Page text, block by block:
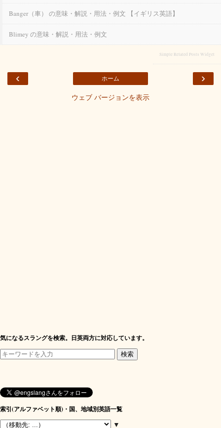
Banger（車） の意味・解説・用法・例文 【イギリス英語】
Blimey の意味・解説・用法・例文
Simple Related Posts Widget
‹ ›
ホーム
ウェブ バージョンを表示
気になるスラングを検索。日英両方に対応しています。
索引(アルファベット順)・国、地域別英語一覧
▼